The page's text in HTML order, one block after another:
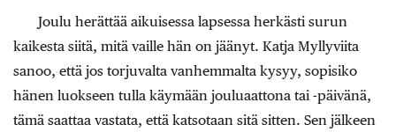
Joulu herättää aikuisessa lapsessa herkästi surun
kaikesta siitä, mitä vaille hän on jäänyt. Katja Myllyviita
sanoo, että jos torjuvalta vanhemmalta kysyy, sopisiko
hänen luokseen tulla käymään jouluaattona tai -päivänä,
tämä saattaa vastata, että katsotaan sitä sitten. Sen jälkeen